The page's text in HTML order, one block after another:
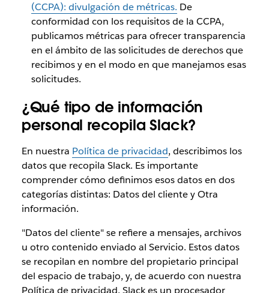
(CCPA): divulgación de métricas. De
conformidad con los requisitos de la CCPA,
publicamos métricas para ofrecer transparencia
en el ámbito de las solicitudes de derechos que
recibimos y en el modo en que manejamos esas
solicitudes.
¿Qué tipo de información
personal recopila Slack?
En nuestra Política de privacidad, describimos los
datos que recopila Slack. Es importante
comprender cómo definimos esos datos en dos
categorías distintas: Datos del cliente y Otra
información.
"Datos del cliente" se refiere a mensajes, archivos
u otro contenido enviado al Servicio. Estos datos
se recopilan en nombre del propietario principal
del espacio de trabajo, y, de acuerdo con nuestra